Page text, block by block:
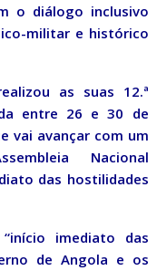
o diálogo inclusivo
militar e histórico
as suas 12.ª
entre 26 e 30 de
vai avançar com um
Nacional
das hostilidades
imediato das
de Angola e os